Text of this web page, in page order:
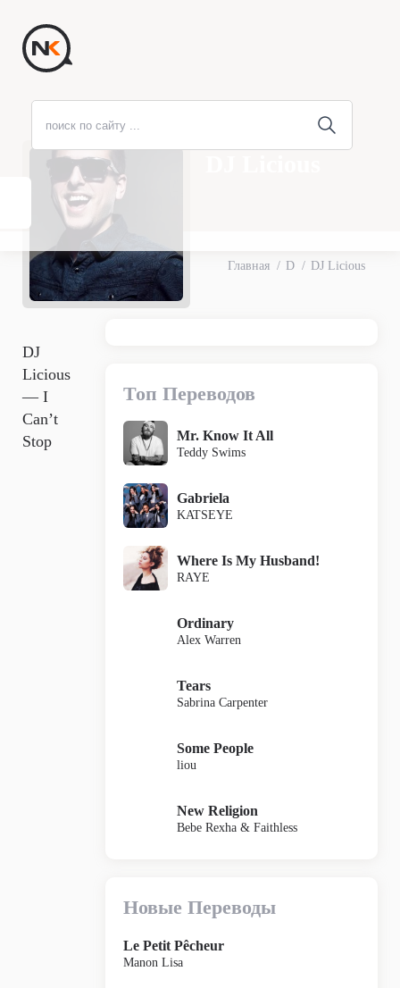
Главная D DJ Licious
DJ
Licious
— I
Can’t
Stop
Топ Переводов
Mr. Know It All
Teddy Swims
Gabriela
KATSEYE
Where Is My Husband!
RAYE
Ordinary
Alex Warren
Tears
Sabrina Carpenter
Some People
liou
New Religion
Bebe Rexha & Faithless
Новые Переводы
Le Petit Pêcheur
Manon Lisa